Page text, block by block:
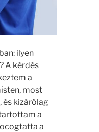
ilyen
A kérdés
a
most
és kizárólag
a
a